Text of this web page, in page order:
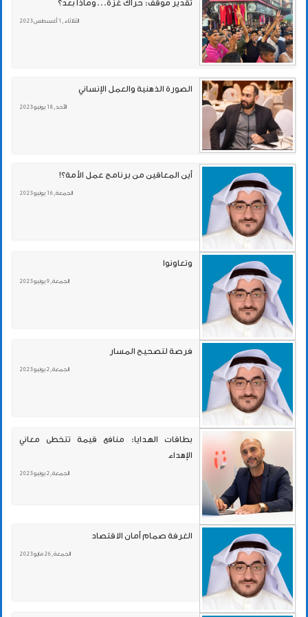
تقدير موقف: حراك غزة...وماذا بعد؟
الثلاثاء , 1 أغسطس 2023
الصورة الذهنية والعمل الإنساني
الأحد , 18 يونيو 2023
أين المعاقين من برنامج عمل الأمة؟!
الجمعة , 16 يونيو 2023
وتعاونوا
الجمعة , 9 يونيو 2023
فرصة لتصحيح المسار
الجمعة , 2 يونيو 2023
بطاقات الهدايا: منافع قيمة تتخطى معاني
الإهداء
الجمعة , 2 يونيو 2023
الغرفة صمام أمان الاقتصاد
الجمعة , 26 مايو 2023